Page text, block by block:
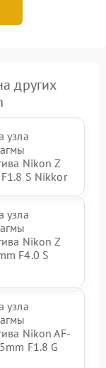
других
узла
Nikon Z
S Nikkor
узла
Nikon Z
F4.0 S
узла
Nikon AF-
F1.8 G